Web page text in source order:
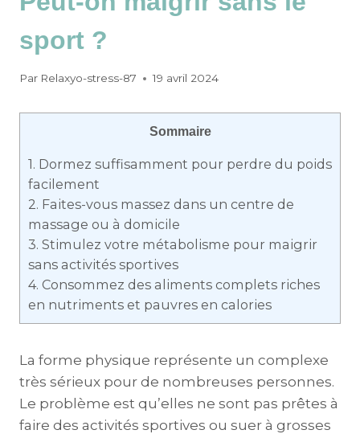
sport ?
Par Relaxyo-stress-87 19 avril 2024
Sommaire
1. Dormez suffisamment pour perdre du poids
facilement
2. Faites-vous massez dans un centre de
massage ou à domicile
3. Stimulez votre métabolisme pour maigrir
sans activités sportives
4. Consommez des aliments complets riches
en nutriments et pauvres en calories
La forme physique représente un complexe
très sérieux pour de nombreuses personnes.
Le problème est qu’elles ne sont pas prêtes à
faire des activités sportives ou suer à grosses